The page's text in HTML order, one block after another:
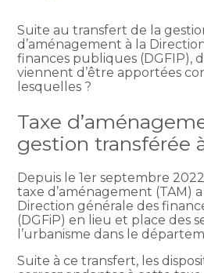
Suite au transfert de la
d’aménagement à la
finances publiques (DGFIP),
viennent d’être apportées
lesquelles ?
Taxe
gestion transférée
Depuis le 1er septembre
taxe d’aménagement (TAM)
Direction générale des
(DGFiP) en lieu et place des
l’urbanisme dans le
Suite à ce transfert, les